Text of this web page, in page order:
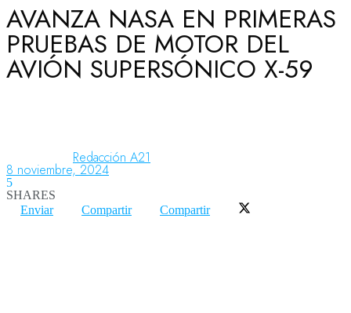
Aerolíneas
Aeropuertos
Columnistas
AVANZA NASA EN PRIMERAS
PRUEBAS DE MOTOR DEL
AVIÓN SUPERSÓNICO X-59
Redacción A21
8 noviembre, 2024
5
SHARES
Enviar
Compartir Compartir